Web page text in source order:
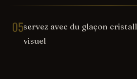
05servez avec du glaçon
visuel